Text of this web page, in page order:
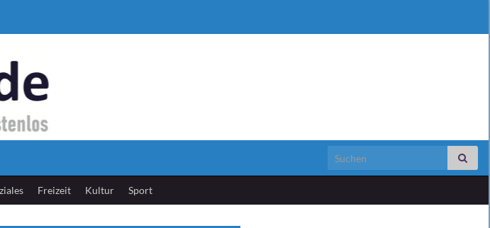
Search for:
Freizeit Kultur Sport